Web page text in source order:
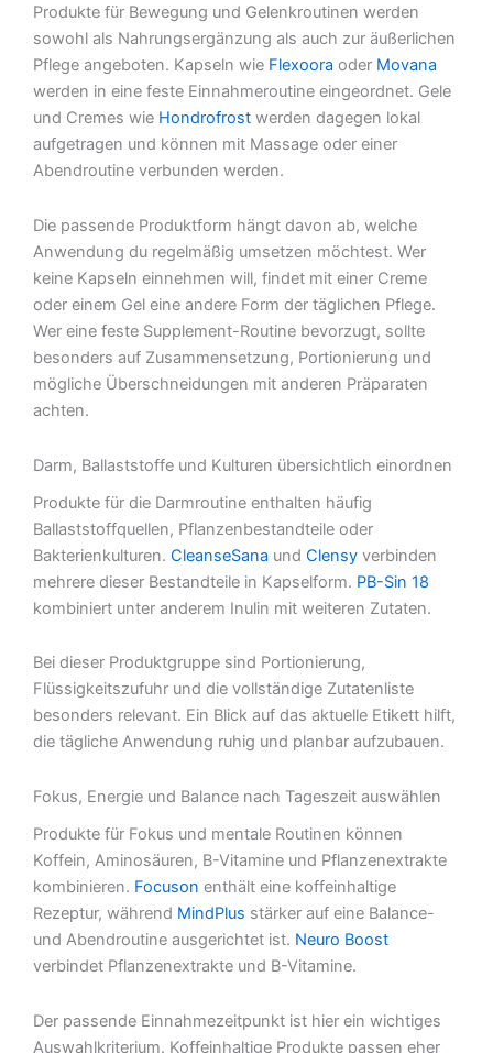
Produkte für Bewegung und Gelenkroutinen werden
sowohl als Nahrungsergänzung als auch zur äußerlichen
Pflege angeboten. Kapseln wie Flexoora oder Movana
werden in eine feste Einnahmeroutine eingeordnet. Gele
und Cremes wie Hondrofrost werden dagegen lokal
aufgetragen und können mit Massage oder einer
Abendroutine verbunden werden.
Die passende Produktform hängt davon ab, welche
Anwendung du regelmäßig umsetzen möchtest. Wer
keine Kapseln einnehmen will, findet mit einer Creme
oder einem Gel eine andere Form der täglichen Pflege.
Wer eine feste Supplement-Routine bevorzugt, sollte
besonders auf Zusammensetzung, Portionierung und
mögliche Überschneidungen mit anderen Präparaten
achten.
Darm, Ballaststoffe und Kulturen übersichtlich einordnen
Produkte für die Darmroutine enthalten häufig
Ballaststoffquellen, Pflanzenbestandteile oder
Bakterienkulturen. CleanseSana und Clensy verbinden
mehrere dieser Bestandteile in Kapselform. PB-Sin 18
kombiniert unter anderem Inulin mit weiteren Zutaten.
Bei dieser Produktgruppe sind Portionierung,
Flüssigkeitszufuhr und die vollständige Zutatenliste
besonders relevant. Ein Blick auf das aktuelle Etikett hilft,
die tägliche Anwendung ruhig und planbar aufzubauen.
Fokus, Energie und Balance nach Tageszeit auswählen
Produkte für Fokus und mentale Routinen können
Koffein, Aminosäuren, B-Vitamine und Pflanzenextrakte
kombinieren. Focuson enthält eine koffeinhaltige
Rezeptur, während MindPlus stärker auf eine Balance-
und Abendroutine ausgerichtet ist. Neuro Boost
verbindet Pflanzenextrakte und B-Vitamine.
Der passende Einnahmezeitpunkt ist hier ein wichtiges
Auswahlkriterium. Koffeinhaltige Produkte passen eher